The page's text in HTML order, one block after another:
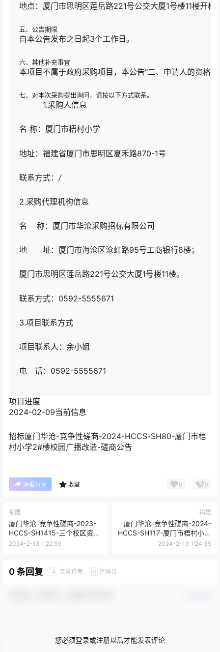
地点：厦门市思明区莲岳路221号公交大厦1号楼11楼开标
五、公告期限
自本公告发布之日起3个工作日。
六、其他补充事宜
本项目不属于政府采购项目，本公告“二、申请人的资格
七、对本次采购提出询问，请按以下方式联系。
1.采购人信息
名 称：厦门市梧村小学
地址：福建省厦门市思明区夏禾路870-1号
联系方式： /
2.采购代理机构信息
名 称：厦门市华沧采购招标有限公司
地 址：厦门市海沧区沧虹路95号工商银行8楼；
厦门市思明区莲岳路221号公交大厦1号楼11楼。
联系方式：0592-5555671
3.项目联系方式
项目联系人：余小姐
电 话：0592-5555671
项目进度
2024-02-09当前信息
招标厦门华沧-竞争性磋商-2024-HCCS-SH80-厦门市梧
村小学2#楼校园广播改造-磋商公告
海报分享 收藏 0 0
福建
厦门华沧-竞争性磋商-2023-
HCCS-SH1415-三个校区资产
清查服务-磋商公告
2024-2-13 1:22:59
福建
厦门华沧-竞争性磋商-2024-
HCCS-SH117-厦门市梧村小学
物业管理服务-磋商公告
2024-2-13 1:24:35
0 条回复 A 文章作者 M 管理员
您必须登录或注册以后才能发表评论